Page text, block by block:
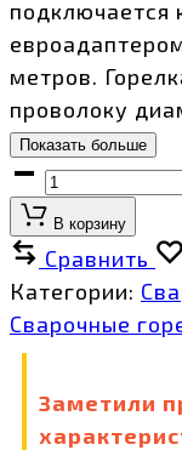
подключается
метров.
проволоку
Показать больше
Горелка
MIG
MP
24
FLEX
5м
количество
В корзину
Сравнить
Категории:
Сварочные
Заметили